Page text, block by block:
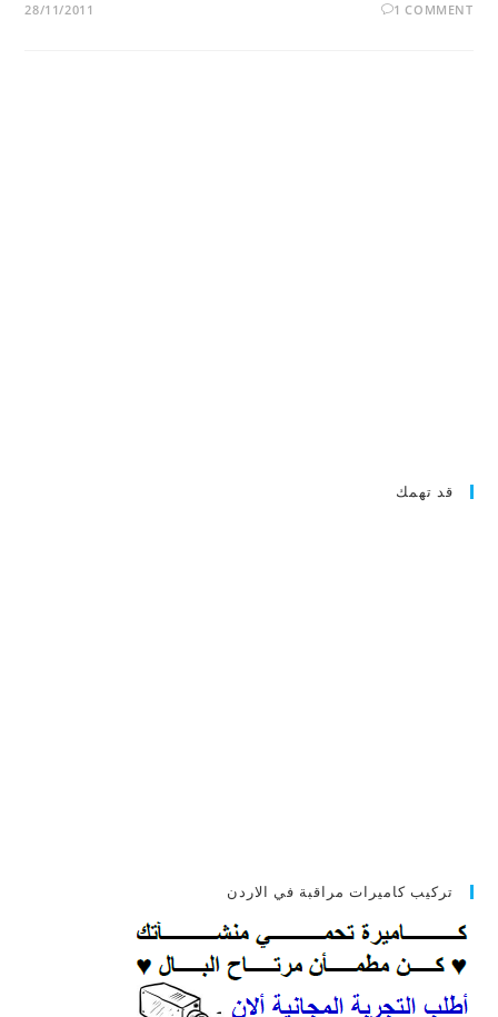
1 COMMENT
28/11/2011
قد تهمك
تركيب كاميرات مراقبة في الاردن